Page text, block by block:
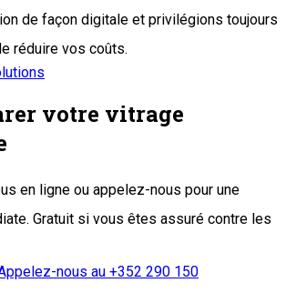
de façon digitale et privilégions toujours
réduire vos coûts.
votre vitrage
en ligne ou appelez-nous pour une
Gratuit si vous êtes assuré contre les
nous au +352 290 150